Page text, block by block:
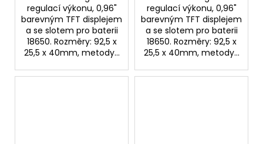
regulací výkonu, 0,96"
barevným TFT displejem
a se slotem pro baterii
18650. Rozměry: 92,5 x
25,5 x 40mm, metody...
regulací výkonu, 0,96"
barevným TFT displejem
a se slotem pro baterii
18650. Rozměry: 92,5 x
25,5 x 40mm, metody...